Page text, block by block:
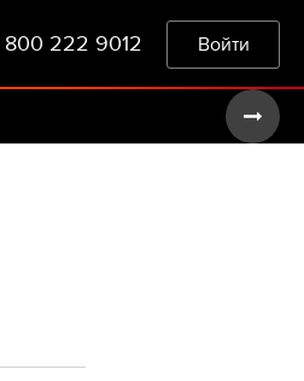
800 222 9012 Войти